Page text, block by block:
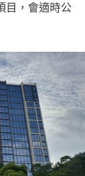
目，會適時公